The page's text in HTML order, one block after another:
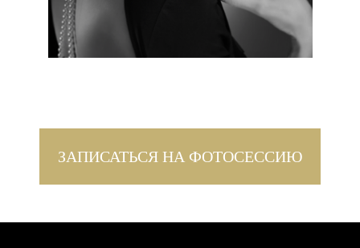
Если у Вас короткие волосы, то возможно
создание причёски в стиле “Гэтсби”,
которую можно дополнить перьями,
шляпками и аксессуарами из моей